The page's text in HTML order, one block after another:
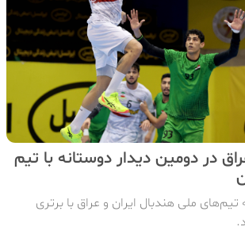
در دومین دیدار دوستانه با تیم
ملی هندبال ایران و عراق با برتری